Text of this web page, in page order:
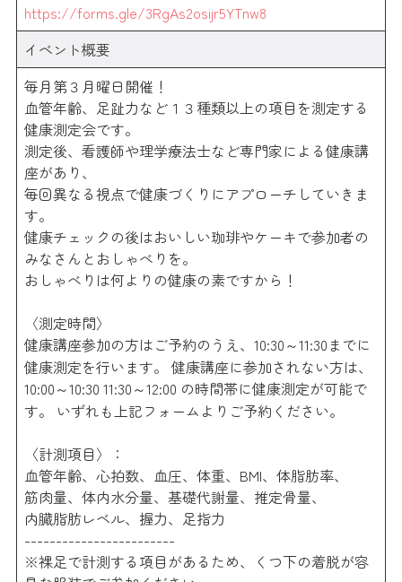
https://forms.gle/3RgAs2osijr5YTnw8
イベント概要
毎月第３月曜日開催！
血管年齢、足趾力など１３種類以上の項目を測定する
健康測定会です。
測定後、看護師や理学療法士など専門家による健康講
座があり、
毎回異なる視点で健康づくりにアプローチしていきま
す。
健康チェックの後はおいしい珈琲やケーキで参加者の
みなさんとおしゃべりを。
おしゃべりは何よりの健康の素ですから！
〈測定時間〉
健康講座参加の方はご予約のうえ、10:30～11:30までに
健康測定を行います。 健康講座に参加されない方は、
10:00～10:30 11:30～12:00 の時間帯に健康測定が可能で
す。 いずれも上記フォームよりご予約ください。
〈計測項目〉：
血管年齢、心拍数、血圧、体重、BMI、体脂肪率、
筋肉量、体内水分量、基礎代謝量、推定骨量、
内臓脂肪レベル、握力、足指力
------------------------
※裸足で計測する項目があるため、くつ下の着脱が容